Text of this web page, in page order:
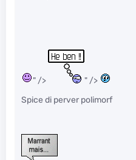
" /> " />
Spice di perver polimorf